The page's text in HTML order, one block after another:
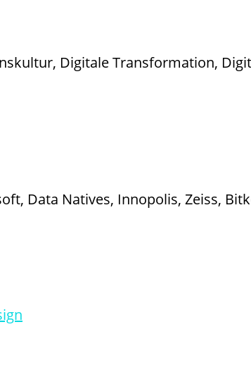
Digitale Transformation,
Data Natives, Innopolis, Zeiss,